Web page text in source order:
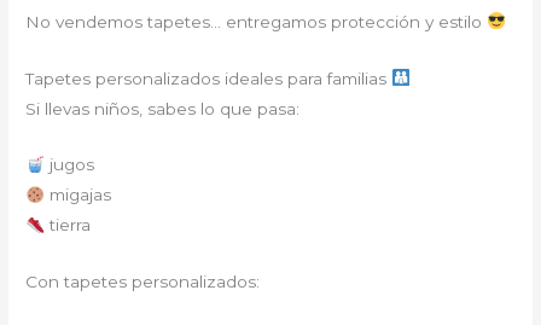
No vendemos tapetes… entregamos protección y estilo
Tapetes personalizados ideales para familias
Si llevas niños, sabes lo que pasa:
jugos
migajas
tierra
Con tapetes personalizados: